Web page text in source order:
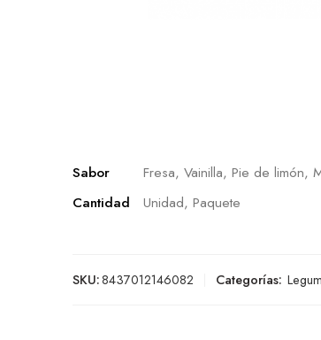
Sabor
Fresa, Vainilla, Pie de limón,
Cantidad
Unidad, Paquete
SKU:8437012146082 Categorías: